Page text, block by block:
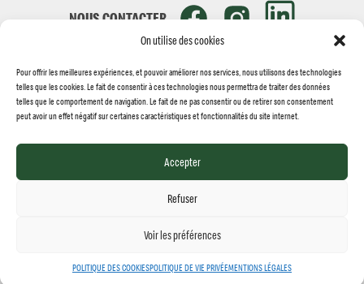
On utilise des cookies
Pour offrir les meilleures expériences, et pouvoir améliorer nos services, nous utilisons des technologies
telles que les cookies. Le fait de consentir à ces technologies nous permettra de traiter des données
telles que le comportement de navigation. Le fait de ne pas consentir ou de retirer son consentement
peut avoir un effet négatif sur certaines caractéristiques et fonctionnalités du site internet.
Accepter
Refuser
Voir les préférences
POLITIQUE DES COOKIESPOLITIQUE DE VIE PRIVÉEMENTIONS LÉGALES
MENU
NOUS CONTACTER
© MCDONALD'S STRASBOURG 2026
RéalisationJolifish Europe
POLITIQUE DES COOKIES